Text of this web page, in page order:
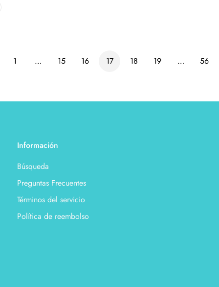
1 … 15 16 17 18 19 … 56
Información
Búsqueda
Preguntas Frecuentes
Términos del servicio
Política de reembolso